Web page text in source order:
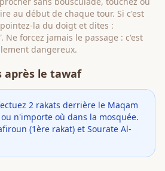
au début de chaque tour. Si c'est
la du doigt et dites :
. Ne forcez jamais le passage : c'est
dangereux.
après le tawaf
2 rakats derrière le Maqam
n'importe où dans la mosquée.
(1ère rakat) et Sourate Al-